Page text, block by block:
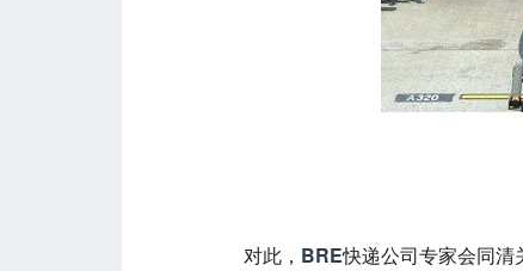
对此， BRE快递公司专家会同